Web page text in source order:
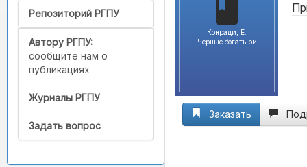
Репозиторий РГПУ
Автору РГПУ:
сообщите нам о
публикациях
Журналы РГПУ
Задать вопрос
Конради, Е.
Черные богатыри
Заказать